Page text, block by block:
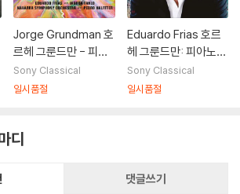
Jorge Grundman 호
르헤 그룬드만 - 피아
노, 첼로 협주곡 (Pian
o Concerto Op.63,
Sony Classical
일시품절
Eduardo Frias 호르
헤 그룬드만: 피아노
작품집 - 에두아르도
프리아스 (Jorge Gru
Sony Classical
일시품절
디
댓글쓰기